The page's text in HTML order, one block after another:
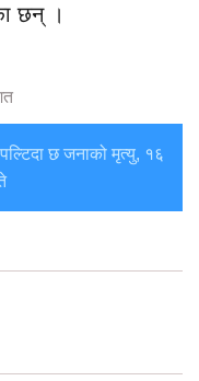
छन् ।
छ जनाको मृत्यु, १६